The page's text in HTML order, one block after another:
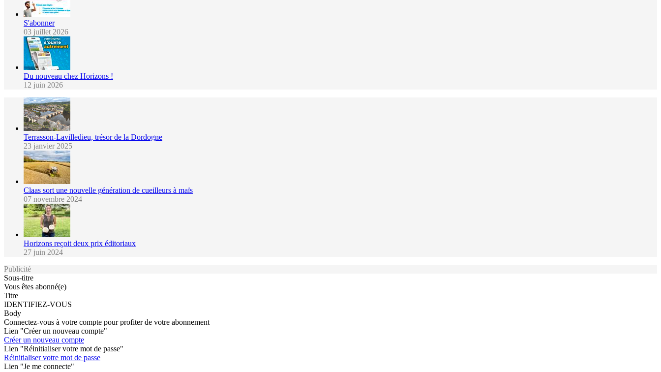
S'abonner
03 juillet 2026
Du nouveau chez Horizons !
12 juin 2026
Terrasson-Lavilledieu, trésor de la Dordogne
23 janvier 2025
Claas sort une nouvelle génération de cueilleurs à maïs
07 novembre 2024
Horizons reçoit deux prix éditoriaux
27 juin 2024
Publicité
Sous-titre
Vous êtes abonné(e)
Titre
IDENTIFIEZ-VOUS
Body
Connectez-vous à votre compte pour profiter de votre abonnement
Lien "Créer un nouveau compte"
Créer un nouveau compte
Lien "Réinitialiser votre mot de passe"
Réinitialiser votre mot de passe
Lien "Je me connecte"